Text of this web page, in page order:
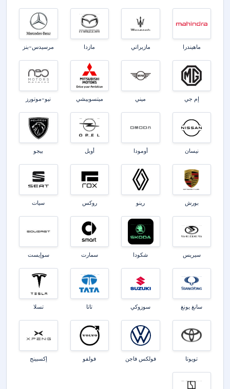
ماهيندرا مازيراتي مازدا مرسيدس-بنز
إم جي ميني ميتسوبيشي نيو-موتورز
نيسان أومودا أوبل بيجو
بورش رينو روكس سيات
سيريس شكودا سمارت سوإيست
سانغ يونغ سوزوكي تاتا تسلا
تويوتا فولكس فاجن فولفو إكسبينج